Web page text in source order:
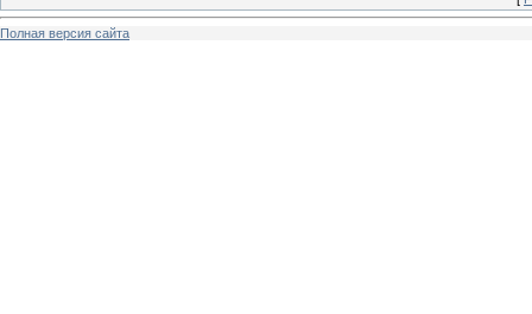
Полная версия сайта